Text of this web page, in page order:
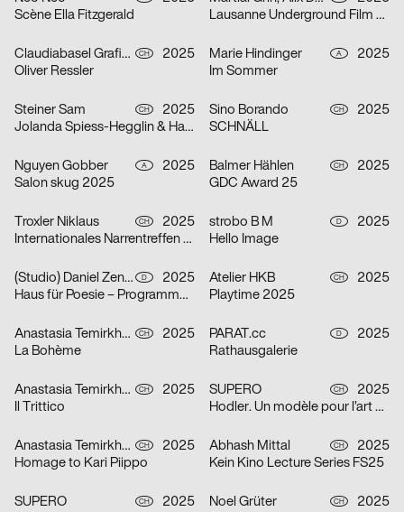
Scène Ella Fitzgerald
Lausanne Underground Film & Music Festival 2025
Claudiabasel Grafik + Interaktion CH
2025
Oliver Ressler
Marie Hindinger A
2025
Im Sommer
Steiner Sam CH
2025
Jolanda Spiess-Hegglin & Hansi Voigt lesen aus „Meistgeklickt“
Sino Borando CH
2025
SCHNÄLL
Nguyen Gobber A
2025
Salon skug 2025
Balmer Hählen CH
2025
GDC Award 25
Troxler Niklaus CH
2025
Internationales Narrentreffen Willisau
strobo B M D
2025
Hello Image
(Studio) Daniel Zenker D
2025
Haus für Poesie – Programmkampagne September/Oktober 2025
Atelier HKB CH
2025
Playtime 2025
Anastasia Temirkhan CH
2025
La Bohème
PARAT.cc D
2025
Rathausgalerie
Anastasia Temirkhan CH
2025
Il Trittico
SUPERO CH
2025
Hodler. Un modèle pour l’art suisse
Anastasia Temirkhan CH
2025
Homage to Kari Piippo
Abhash Mittal CH
2025
Kein Kino Lecture Series FS25
SUPERO CH
2025
Noel Grüter CH
2025